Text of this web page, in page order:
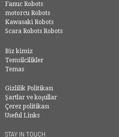
Fanuc Robots
motorcu Robots
Kawasaki Robots
Scara Robots Robots
Biz kimiz
Temsilcilikler
Temas
Gizlilik Politikası
Şartlar ve koşullar
Çerez politikası
Useful Links
STAY IN TOUCH